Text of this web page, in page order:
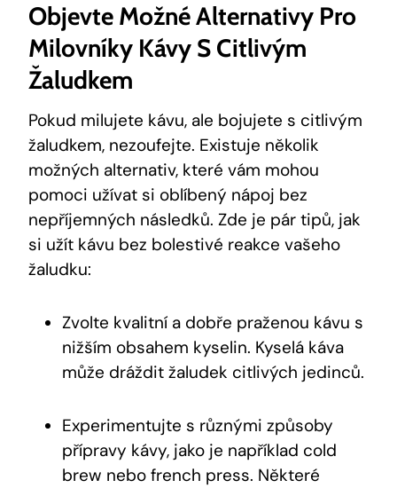
Objevte Možné Alternativy Pro
Milovníky Kávy S Citlivým
Žaludkem
Pokud milujete kávu, ale bojujete s citlivým
žaludkem, nezoufejte. Existuje několik
možných alternativ, které vám mohou
pomoci užívat si oblíbený nápoj bez
nepříjemných následků. Zde je pár tipů, jak
si užít kávu bez bolestivé reakce vašeho
žaludku:
Zvolte kvalitní a dobře praženou kávu s
nižším obsahem kyselin. Kyselá káva
může dráždit žaludek citlivých jedinců.
Experimentujte s různými způsoby
přípravy kávy, jako je například cold
brew nebo french press. Některé